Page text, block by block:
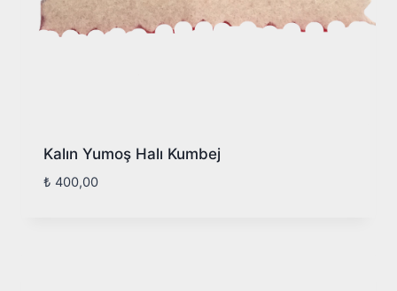
Kalın Yumoş Halı Kumbej
₺ 400,00